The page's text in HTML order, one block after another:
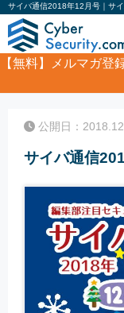
サイバ通信2018年12月号｜サ
【無料】
メルマガ登
ホワイ
公開日：
サイバ通信